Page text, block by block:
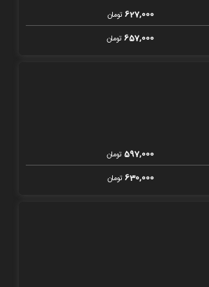
627,000تومان
657,000تومان
597,000تومان
630,000تومان